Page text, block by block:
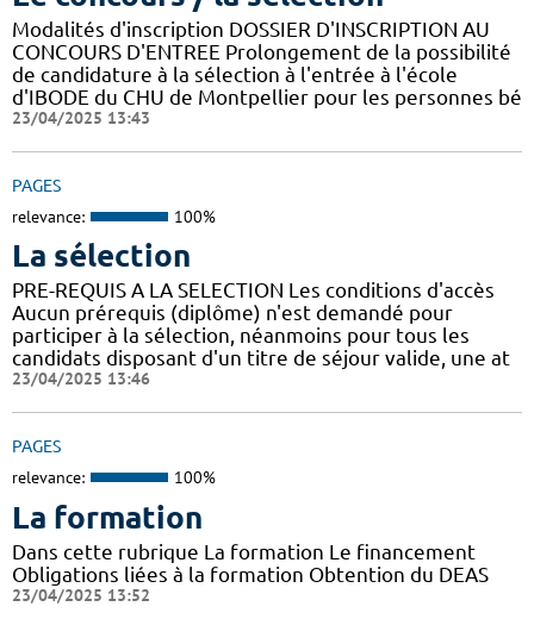
Modalités d'inscription DOSSIER D'INSCRIPTION AU
CONCOURS D'ENTREE Prolongement de la possibilité
de candidature à la sélection à l'entrée à l'école
d'IBODE du CHU de Montpellier pour les personnes bé
23/04/2025 13:43
PAGES
relevance: 100%
La sélection
PRE-REQUIS A LA SELECTION Les conditions d'accès
Aucun prérequis (diplôme) n'est demandé pour
participer à la sélection, néanmoins pour tous les
candidats disposant d'un titre de séjour valide, une at
23/04/2025 13:46
PAGES
relevance: 100%
La formation
Dans cette rubrique La formation Le financement
Obligations liées à la formation Obtention du DEAS
23/04/2025 13:52